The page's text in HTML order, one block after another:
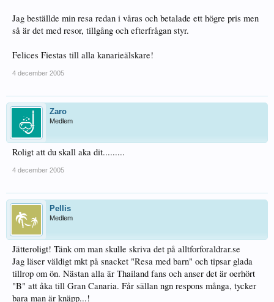
Jag beställde min resa redan i våras och betalade ett högre pris men
så är det med resor, tillgång och efterfrågan styr.
Felices Fiestas till alla kanarieälskare!
4 december 2005
Zaro
Medlem
Roligt att du skall aka dit.........
4 december 2005
Pellis
Medlem
Jätteroligt! Tänk om man skulle skriva det på alltforforaldrar.se
Jag läser väldigt mkt på snacket "Resa med barn" och tipsar glada
tillrop om ön. Nästan alla är Thailand fans och anser det är oerhört
"B" att åka till Gran Canaria. Får sällan ngn respons många, tycker
bara man är knäpp...!